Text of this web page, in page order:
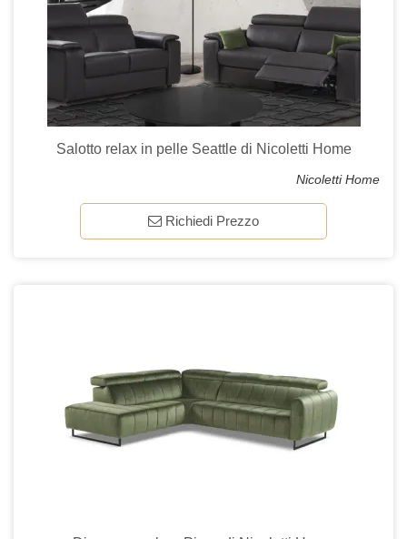
Salotto relax in pelle Seattle di Nicoletti Home
Nicoletti Home
Richiedi Prezzo